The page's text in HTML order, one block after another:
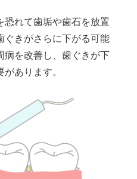
恐れて歯垢や歯石を放置
ぐきがさらに下がる可能
病を改善し、歯ぐきが下
あります。